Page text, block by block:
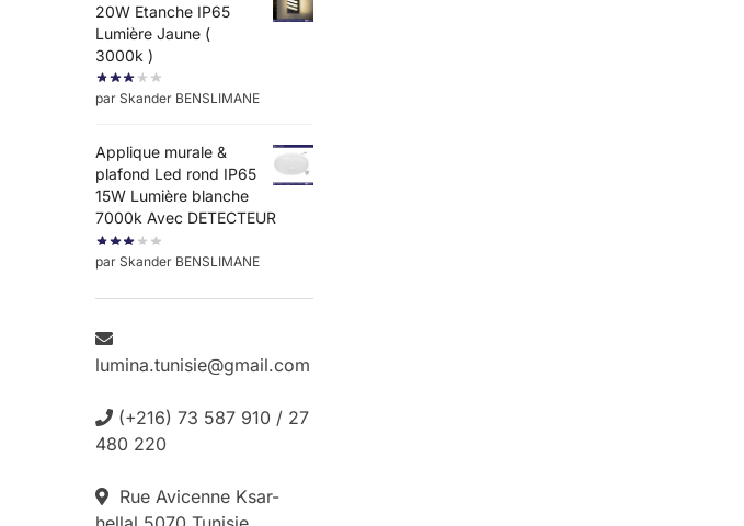
20W Etanche IP65
Lumière Jaune (
3000k )
par Skander BENSLIMANE
Applique murale &
plafond Led rond IP65
15W Lumière blanche
7000k Avec DETECTEUR
par Skander BENSLIMANE
lumina.tunisie@gmail.com
(+216) 73 587 910 / 27
480 220
Rue Avicenne Ksar-